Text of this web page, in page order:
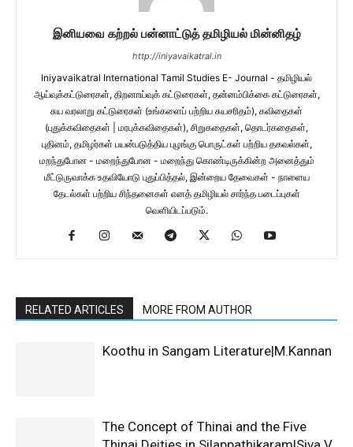
இனியவை கற்றல் பன்னாட்டுத் தமிழியல் மின்னிதழ்
http://iniyavaikatral.in
Iniyavaikatral International Tamil Studies E- Journal - தமிழியல்
ஆய்வுக்கட்டுரைகள், திறனாய்வுக் கட்டுரைகள், தன்னம்பிக்கை கட்டுரைகள்,
சுய வரலாறு கட்டுரைகள் (உங்களைப் பற்றிய சுயசரிதம்), கவிதைகள்
(புதுக்கவிதைகள் | மரபுக்கவிதைகள்), சிறுகதைகள், தொடர்கதைகள்,
புதினம், தமிழர்கள் பயன்படுத்திய புழங்கு பொருட்கள் பற்றிய தகவல்கள்,
மறந்துபோன - மறைந்துபோன - மறைந்து கொண்டிருக்கின்ற அனைத்தும்
மீட்டுருவாக்க உதவியோடு புதுப்பித்தல், இன்றைய தேவைகள் - நாளைய
தேடல்கள் பற்றிய சிந்தனைகள் எனத் தமிழியல் சார்ந்த படைப்புகள்
வெளியிடப்படும்.
RELATED ARTICLES MORE FROM AUTHOR
Koothu in Sangam Literature|M.Kannan
The Concept of Thinai and the Five